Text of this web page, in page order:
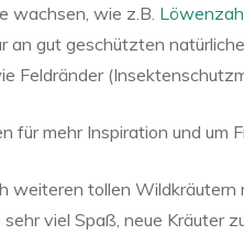
wachsen, wie z.B.
an gut geschützten
Feldränder
mehr Inspiration und um
tollen Wildkräutern
viel Spaß, neue Kräuter